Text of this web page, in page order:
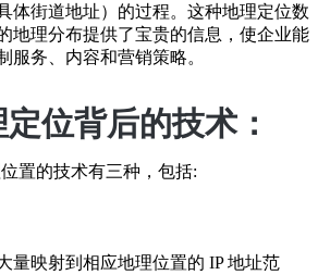
体街道地址）的过程。这种地理定位数
地理分布提供了宝贵的信息，使企业能
服务、内容和营销策略。
位背后的技术：
置的技术有三种，包括:
量映射到相应地理位置的 IP 地址范